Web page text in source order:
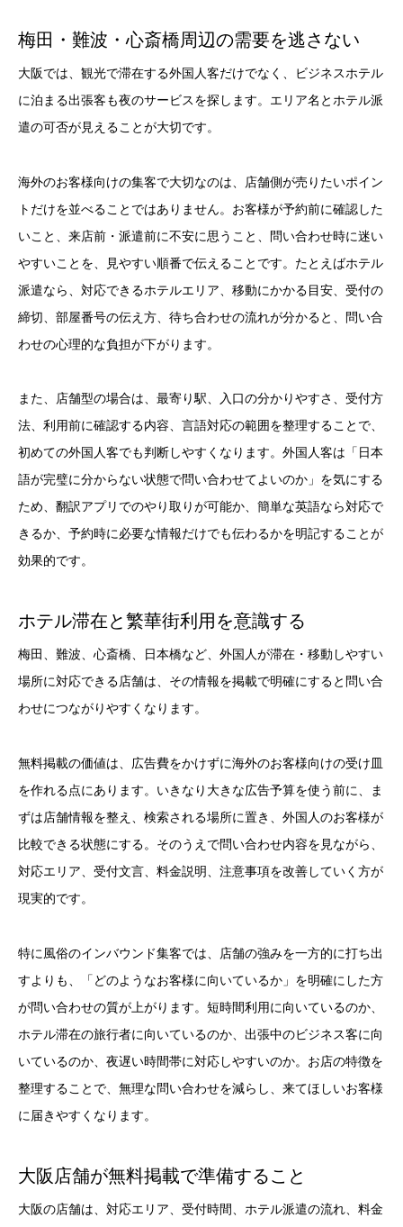
梅田・難波・心斎橋周辺の需要を逃さない
大阪では、観光で滞在する外国人客だけでなく、ビジネスホテル
に泊まる出張客も夜のサービスを探します。エリア名とホテル派
遣の可否が見えることが大切です。
海外のお客様向けの集客で大切なのは、店舗側が売りたいポイン
トだけを並べることではありません。お客様が予約前に確認した
いこと、来店前・派遣前に不安に思うこと、問い合わせ時に迷い
やすいことを、見やすい順番で伝えることです。たとえばホテル
派遣なら、対応できるホテルエリア、移動にかかる目安、受付の
締切、部屋番号の伝え方、待ち合わせの流れが分かると、問い合
わせの心理的な負担が下がります。
また、店舗型の場合は、最寄り駅、入口の分かりやすさ、受付方
法、利用前に確認する内容、言語対応の範囲を整理することで、
初めての外国人客でも判断しやすくなります。外国人客は「日本
語が完璧に分からない状態で問い合わせてよいのか」を気にする
ため、翻訳アプリでのやり取りが可能か、簡単な英語なら対応で
きるか、予約時に必要な情報だけでも伝わるかを明記することが
効果的です。
ホテル滞在と繁華街利用を意識する
梅田、難波、心斎橋、日本橋など、外国人が滞在・移動しやすい
場所に対応できる店舗は、その情報を掲載で明確にすると問い合
わせにつながりやすくなります。
無料掲載の価値は、広告費をかけずに海外のお客様向けの受け皿
を作れる点にあります。いきなり大きな広告予算を使う前に、ま
ずは店舗情報を整え、検索される場所に置き、外国人のお客様が
比較できる状態にする。そのうえで問い合わせ内容を見ながら、
対応エリア、受付文言、料金説明、注意事項を改善していく方が
現実的です。
特に風俗のインバウンド集客では、店舗の強みを一方的に打ち出
すよりも、「どのようなお客様に向いているか」を明確にした方
が問い合わせの質が上がります。短時間利用に向いているのか、
ホテル滞在の旅行者に向いているのか、出張中のビジネス客に向
いているのか、夜遅い時間帯に対応しやすいのか。お店の特徴を
整理することで、無理な問い合わせを減らし、来てほしいお客様
に届きやすくなります。
大阪店舗が無料掲載で準備すること
大阪の店舗は、対応エリア、受付時間、ホテル派遣の流れ、料金